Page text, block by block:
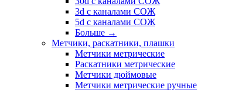
3d с каналами СОЖ
5d с каналами СОЖ
Больше →
Метчики, раскатники, плашки
Метчики метрические
Раскатники метрические
Метчики дюймовые
Метчики метрические ручные